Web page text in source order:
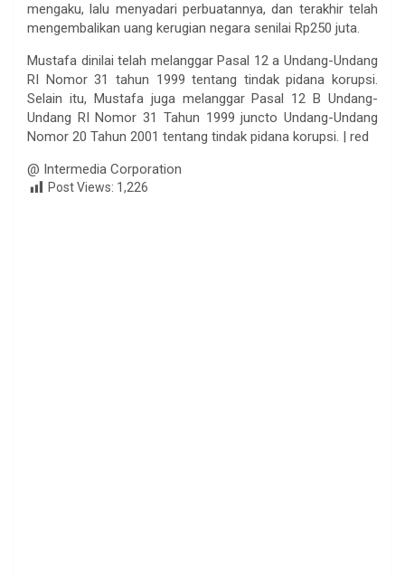
mengaku, lalu menyadari perbuatannya, dan terakhir telah
mengembalikan uang kerugian negara senilai Rp250 juta.
Mustafa dinilai telah melanggar Pasal 12 a Undang-Undang
RI Nomor 31 tahun 1999 tentang tindak pidana korupsi.
Selain itu, Mustafa juga melanggar Pasal 12 B Undang-
Undang RI Nomor 31 Tahun 1999 juncto Undang-Undang
Nomor 20 Tahun 2001 tentang tindak pidana korupsi. | red
@ Intermedia Corporation
Post Views: 1,226